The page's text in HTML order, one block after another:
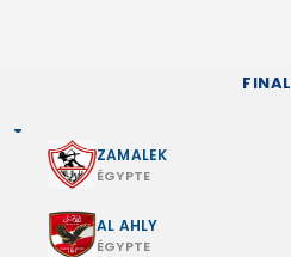
FINAL
ZAMALEK
ÉGYPTE
AL AHLY
ÉGYPTE